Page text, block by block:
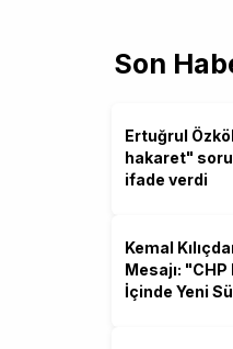
Son
Ertuğrul
hakaret"
ifade verdi
Kemal
Mesajı:
İçinde Yeni